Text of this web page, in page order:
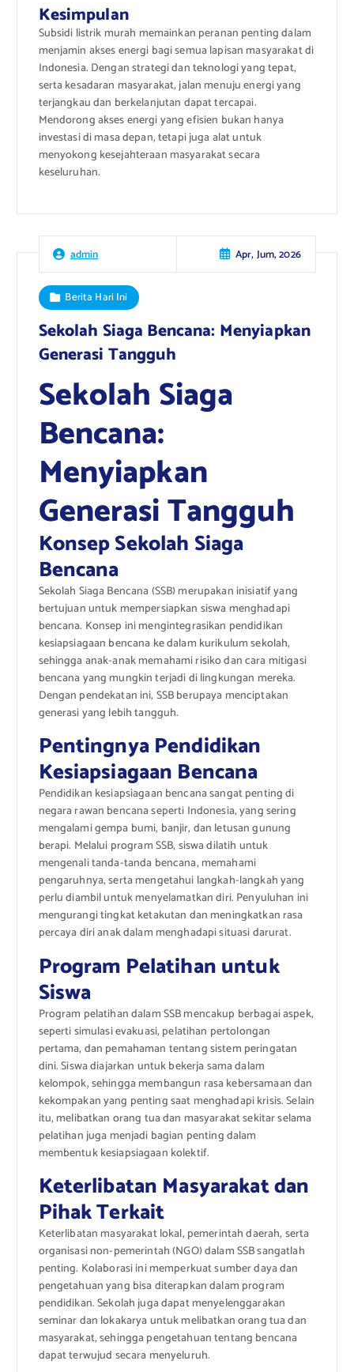
Kesimpulan
Subsidi listrik murah memainkan peranan penting dalam
menjamin akses energi bagi semua lapisan masyarakat di
Indonesia. Dengan strategi dan teknologi yang tepat,
serta kesadaran masyarakat, jalan menuju energi yang
terjangkau dan berkelanjutan dapat tercapai.
Mendorong akses energi yang efisien bukan hanya
investasi di masa depan, tetapi juga alat untuk
menyokong kesejahteraan masyarakat secara
keseluruhan.
admin Apr, Jum, 2026
Berita Hari Ini
Sekolah Siaga Bencana: Menyiapkan
Generasi Tangguh
Sekolah Siaga
Bencana:
Menyiapkan
Generasi Tangguh
Konsep Sekolah Siaga
Bencana
Sekolah Siaga Bencana (SSB) merupakan inisiatif yang
bertujuan untuk mempersiapkan siswa menghadapi
bencana. Konsep ini mengintegrasikan pendidikan
kesiapsiagaan bencana ke dalam kurikulum sekolah,
sehingga anak-anak memahami risiko dan cara mitigasi
bencana yang mungkin terjadi di lingkungan mereka.
Dengan pendekatan ini, SSB berupaya menciptakan
generasi yang lebih tangguh.
Pentingnya Pendidikan
Kesiapsiagaan Bencana
Pendidikan kesiapsiagaan bencana sangat penting di
negara rawan bencana seperti Indonesia, yang sering
mengalami gempa bumi, banjir, dan letusan gunung
berapi. Melalui program SSB, siswa dilatih untuk
mengenali tanda-tanda bencana, memahami
pengaruhnya, serta mengetahui langkah-langkah yang
perlu diambil untuk menyelamatkan diri. Penyuluhan ini
mengurangi tingkat ketakutan dan meningkatkan rasa
percaya diri anak dalam menghadapi situasi darurat.
Program Pelatihan untuk
Siswa
Program pelatihan dalam SSB mencakup berbagai aspek,
seperti simulasi evakuasi, pelatihan pertolongan
pertama, dan pemahaman tentang sistem peringatan
dini. Siswa diajarkan untuk bekerja sama dalam
kelompok, sehingga membangun rasa kebersamaan dan
kekompakan yang penting saat menghadapi krisis. Selain
itu, melibatkan orang tua dan masyarakat sekitar selama
pelatihan juga menjadi bagian penting dalam
membentuk kesiapsiagaan kolektif.
Keterlibatan Masyarakat dan
Pihak Terkait
Keterlibatan masyarakat lokal, pemerintah daerah, serta
organisasi non-pemerintah (NGO) dalam SSB sangatlah
penting. Kolaborasi ini memperkuat sumber daya dan
pengetahuan yang bisa diterapkan dalam program
pendidikan. Sekolah juga dapat menyelenggarakan
seminar dan lokakarya untuk melibatkan orang tua dan
masyarakat, sehingga pengetahuan tentang bencana
dapat terwujud secara menyeluruh.